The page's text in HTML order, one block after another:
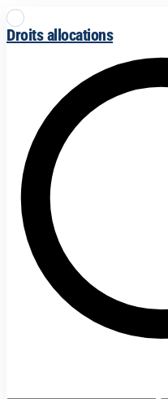
Droits allocations